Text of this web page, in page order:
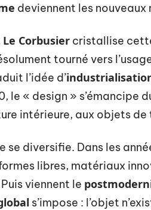
deviennent les nouveaux
Le Corbusier cristallise
tourné vers
l’idée d’
le « design » s’émancipe
intérieure, aux objets de
se diversifie. Dans les
libres, matériaux
Puis viennent le
s’impose : l’objet